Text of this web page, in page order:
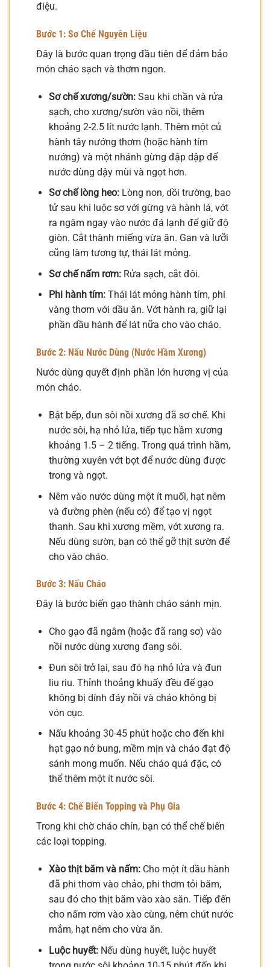
điệu.
Bước 1: Sơ Chế Nguyên Liệu
Đây là bước quan trọng đầu tiên để đảm bảo
món cháo sạch và thơm ngon.
Sơ chế xương/sườn:Sau khi chần và rửa
sạch, cho xương/sườn vào nồi, thêm
khoảng 2-2.5 lít nước lạnh. Thêm một củ
hành tây nướng thơm (hoặc hành tím
nướng) và một nhánh gừng đập dập để
nước dùng dậy mùi và ngọt hơn.
Sơ chế lòng heo:Lòng non, dồi trường, bao
tử sau khi luộc sơ với gừng và hành lá, vớt
ra ngâm ngay vào nước đá lạnh để giữ độ
giòn. Cắt thành miếng vừa ăn. Gan và lưỡi
cũng làm tương tự, thái lát mỏng.
Sơ chế nấm rơm:Rửa sạch, cắt đôi.
Phi hành tím:Thái lát mỏng hành tím, phi
vàng thơm với dầu ăn. Vớt hành ra, giữ lại
phần dầu hành để lát nữa cho vào cháo.
Bước 2: Nấu Nước Dùng (Nước Hầm Xương)
Nước dùng quyết định phần lớn hương vị của
món cháo.
Bật bếp, đun sôi nồi xương đã sơ chế. Khi
nước sôi, hạ nhỏ lửa, tiếp tục hầm xương
khoảng 1.5 – 2 tiếng. Trong quá trình hầm,
thường xuyên vớt bọt để nước dùng được
trong và ngọt.
Nêm vào nước dùng một ít muối, hạt nêm
và đường phèn (nếu có) để tạo vị ngọt
thanh. Sau khi xương mềm, vớt xương ra.
Nếu dùng sườn, bạn có thể gỡ thịt sườn để
cho vào cháo.
Bước 3: Nấu Cháo
Đây là bước biến gạo thành cháo sánh mịn.
Cho gạo đã ngâm (hoặc đã rang sơ) vào
nồi nước dùng xương đang sôi.
Đun sôi trở lại, sau đó hạ nhỏ lửa và đun
liu riu. Thỉnh thoảng khuấy đều để gạo
không bị dính đáy nồi và cháo không bị
vón cục.
Nấu khoảng 30-45 phút hoặc cho đến khi
hạt gạo nở bung, mềm mịn và cháo đạt độ
sánh mong muốn. Nếu cháo quá đặc, có
thể thêm một ít nước sôi.
Bước 4: Chế Biến Topping và Phụ Gia
Trong khi chờ cháo chín, bạn có thể chế biến
các loại topping.
Xào thịt băm và nấm:Cho một ít dầu hành
đã phi thơm vào chảo, phi thơm tỏi băm,
sau đó cho thịt băm vào xào săn. Tiếp đến
cho nấm rơm vào xào cùng, nêm chút nước
mắm, hạt nêm cho vừa ăn.
Luộc huyết:Nếu dùng huyết, luộc huyết